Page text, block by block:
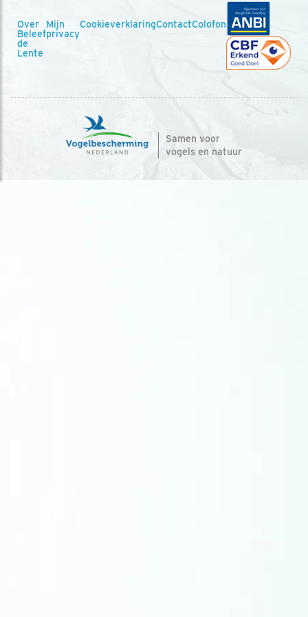
Over
Beleef
de
Lente
Mijn
privacy
CookieverklaringContactColofon
Samen voor
vogels en natuur